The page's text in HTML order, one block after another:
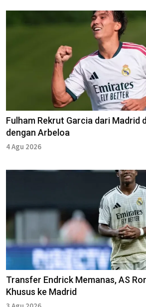
Fulham Rekrut Garcia dari Madrid
dengan Arbeloa
4 Agu 2026
Transfer Endrick Memanas, AS
Khusus ke Madrid